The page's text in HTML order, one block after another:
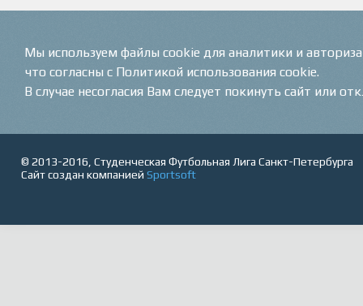
© 2013-2016, Студенческая Футбольная Лига Санкт-Петербурга
Сайт создан компанией Sportsoft
Мы используем файлы cookie для аналитики и
что согласны с Политикой использования cookie.
В случае несогласия Вам следует покинуть сайт или